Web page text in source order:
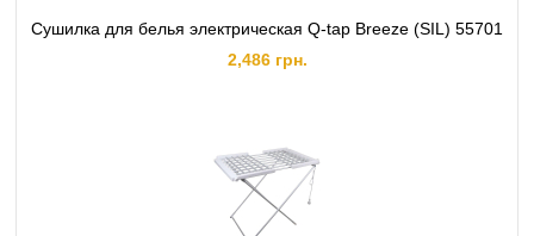
Сушилка для белья электрическая Q-tap Breeze (SIL) 55701
2,486 грн.